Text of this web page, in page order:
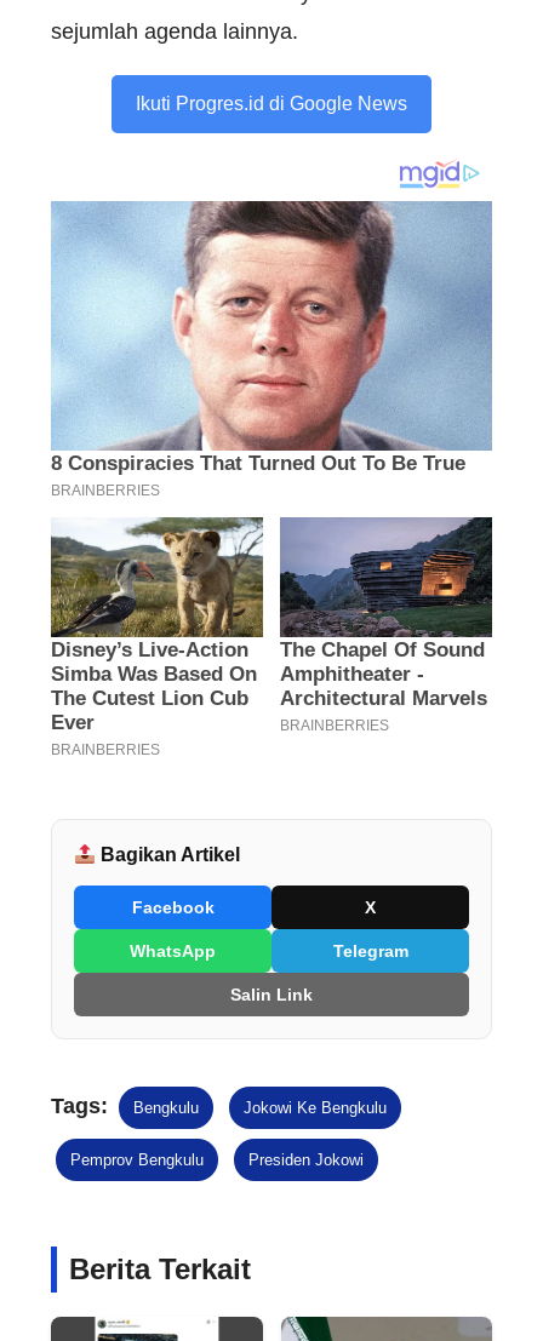
sejumlah agenda lainnya.
Ikuti Progres.id di Google News
Bagikan Artikel
Facebook X
WhatsApp Telegram
Salin Link
Tags: Bengkulu Jokowi Ke Bengkulu
Pemprov Bengkulu Presiden Jokowi
Berita Terkait